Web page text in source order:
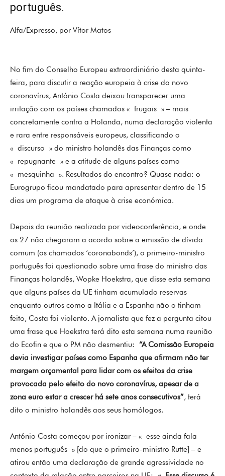
português.
Alfa/Expresso, por Vítor Matos
No fim do Conselho Europeu extraordiniário desta quinta-
feira, para discutir a reação europeia à crise do novo
coronavírus, António Costa deixou transparecer uma
irritação com os países chamados « frugais » – mais
concretamente contra a Holanda, numa declaração violenta
e rara entre responsáveis europeus, classificando o
« discurso » do ministro holandês das Finanças como
« repugnante » e a atitude de alguns países como
« mesquinha ». Resultados do encontro? Quase nada: o
Eurogrupo ficou mandatado para apresentar dentro de 15
dias um programa de ataque à crise económica.
Depois da reunião realizada por videoconferência, e onde
os 27 não chegaram a acordo sobre a emissão de dívida
comum (os chamados ‘coronabonds’), o primeiro-ministro
português foi questionado sobre uma frase do ministro das
Finanças holandês, Wopke Hoekstra, que disse esta semana
que alguns países da UE tinham acumulado reservas
enquanto outros como a Itália e a Espanha não o tinham
feito, Costa foi violento. A jornalista que fez a pergunta citou
uma frase que Hoekstra terá dito esta semana numa reunião
do Ecofin e que o PM não desmentiu: “A Comissão Europeia
devia investigar países como Espanha que afirmam não ter
margem orçamental para lidar com os efeitos da crise
provocada pelo efeito do novo coronavírus, apesar de a
zona euro estar a crescer há sete anos consecutivos”, terá
dito o ministro holandês aos seus homólogos.
António Costa começou por ironizar – « esse ainda fala
menos português » [do que o primeiro-ministro Rutte] – e
atirou então uma declaração de grande agressividade no